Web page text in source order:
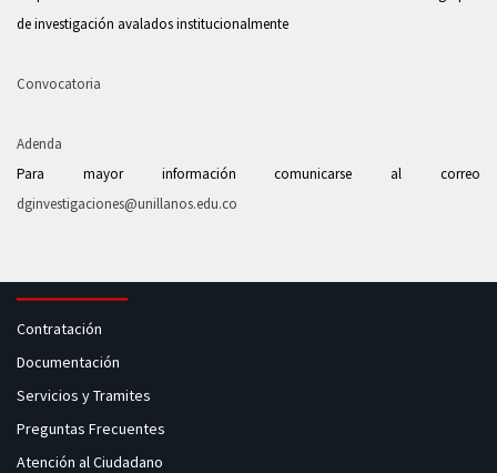
de investigación avalados institucionalmente
Convocatoria
Adenda
Para mayor información comunicarse al correo
dginvestigaciones@unillanos.edu.co
Contratación
Documentación
Servicios y Tramites
Preguntas Frecuentes
Atención al Ciudadano